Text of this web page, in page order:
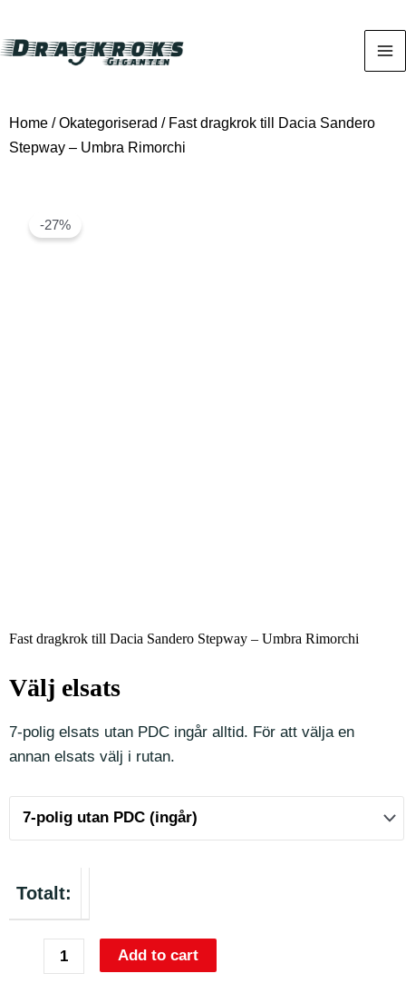
Home /Okategoriserad / Fast dragkrok till Dacia Sandero
Stepway – Umbra Rimorchi
-27%
Fast dragkrok till Dacia Sandero Stepway – Umbra Rimorchi
Välj elsats
7-polig elsats utan PDC ingår alltid. För att välja en
annan elsats välj i rutan.
Totalt:
Add to cart